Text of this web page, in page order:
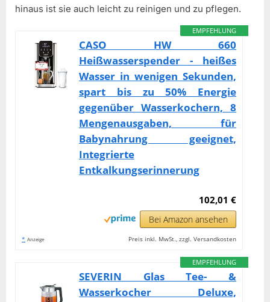
hinaus ist sie auch leicht zu reinigen und zu pflegen.
EMPFEHLUNG
CASO HW 660
Heißwasserspender - heißes
Wasser in wenigen Sekunden,
spart bis zu 50% Energie
gegenüber Wasserkochern, 8
Mengenausgaben, für
Babynahrung geeignet,
Integrierte
Entkalkungserinnerung
102,01 €
Bei Amazon ansehen
* Anzeige Preis inkl. MwSt., zzgl. Versandkosten
EMPFEHLUNG
SEVERIN Glas Tee- &
Wasserkocher Deluxe,